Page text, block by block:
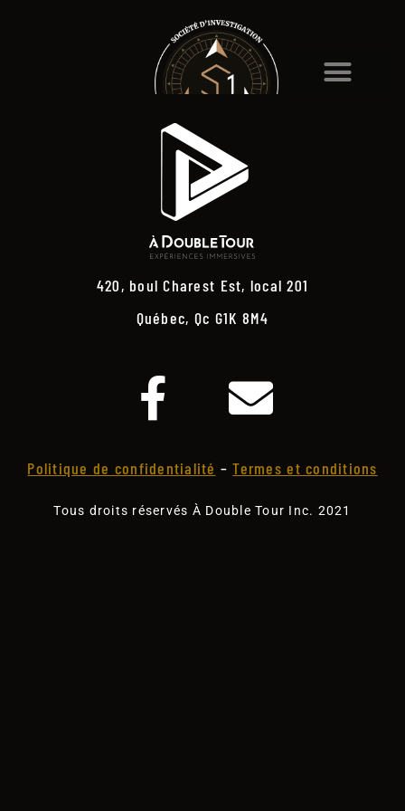
420, boul Charest Est, local 201
Québec, Qc G1K 8M4
Politique de confidentialité –Termes et conditions
Tous droits réservés À Double Tour Inc. 2021